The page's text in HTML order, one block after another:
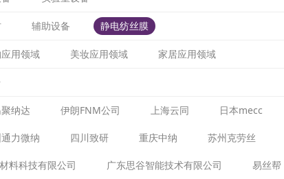
辅助设备 静电纺丝膜
用领域 美妆应用领域 家居应用领域
纳达 伊朗FNM公司 上海云同 日本mecc
力微纳 四川致研 重庆中纳 苏州克劳丝
料科技有限公司 广东思谷智能技术有限公司 易丝帮